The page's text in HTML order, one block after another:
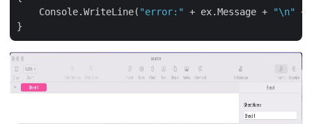
    Console.WriteLine(
"error:" + ex.Message + "\n"
+